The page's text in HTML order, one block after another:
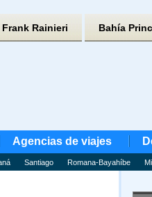
Frank Rainieri Bahía
Agencias de viajes
Santiago Romana-Bayahíbe